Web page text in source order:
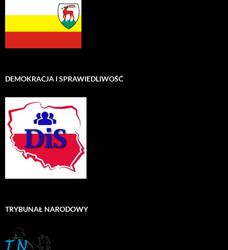
DEMOKRACJA I SPRAWIEDLIWOŚĆ
TRYBUNAŁ NARODOWY